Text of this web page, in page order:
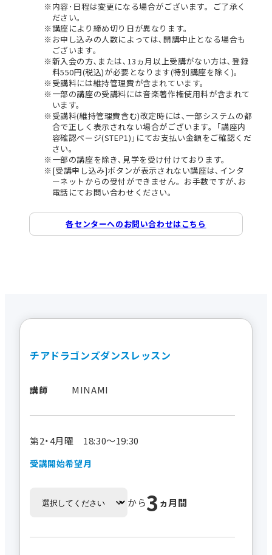
内容･日程は変更になる場合がございます。ご了承く
ださい。
講座により締め切り日が異なります。
お申し込みの人数によっては､開講中止となる場合も
ございます。
新入会の方､または､13ヵ月以上受講がない方は､登録
料550円(税込)が必要となります(特別講座を除く)。
受講料には維持管理費が含まれています。
一部の講座の受講料には音楽著作権使用料が含まれて
います。
受講料(維持管理費含む)改定時には､一部システムの都
合で正しく表示されない場合がございます。｢講座内
容確認ページ(STEP1)｣にてお支払い金額をご確認くだ
さい。
一部の講座を除き､見学を受け付けております。
[受講申し込み]ボタンが表示されない講座は､インタ
ーネットからの受付ができません。お手数ですが､お
電話にてお問い合わせください。
各センターへのお問い合わせはこちら
チアドラゴンズダンスレッスン
講師 MINAMI
第2・4月曜 18:30～19:30
受講開始希望月
から3 ヵ月間